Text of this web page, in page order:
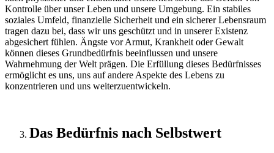
Kontrolle über unser Leben und unsere Umgebung. Ein stabiles
soziales Umfeld, finanzielle Sicherheit und ein sicherer Lebensraum
tragen dazu bei, dass wir uns geschützt und in unserer Existenz
abgesichert fühlen. Ängste vor Armut, Krankheit oder Gewalt
können dieses Grundbedürfnis beeinflussen und unsere
Wahrnehmung der Welt prägen. Die Erfüllung dieses Bedürfnisses
ermöglicht es uns, uns auf andere Aspekte des Lebens zu
konzentrieren und uns weiterzuentwickeln.
Das Bedürfnis nach Selbstwert